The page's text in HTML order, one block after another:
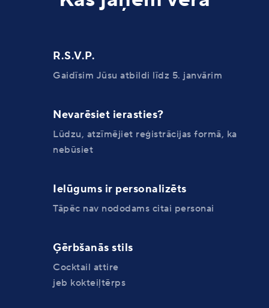
R.S.V.P.
Gaidīsim Jūsu atbildi līdz 5. janvārim
Nevarēsiet ierasties?
Lūdzu, atzīmējiet reģistrācijas formā, ka
nebūsiet
Ielūgums ir personalizēts
Tāpēc nav nododams citai personai
Ģērbšanās stils
Cocktail attire
jeb kokteiļtērps